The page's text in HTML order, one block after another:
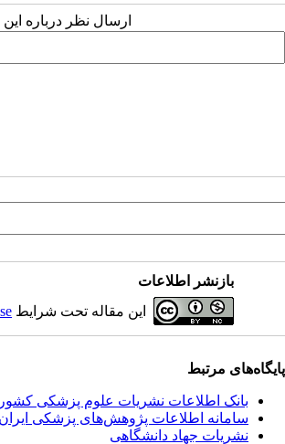
ارسال نظر درباره
بازنشر اطلاعات
این مقاله تحت شرایط
پایگاه‌های مرتبط
بانک اطلاعات نشریات علوم پزشکی کشور
سامانه اطلاعات پژوهش‌های پزشکی ایران
نشریات جهاد دانشگاهی